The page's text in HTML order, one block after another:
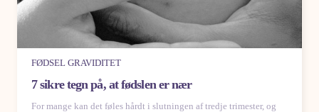
FØDSEL GRAVIDITET
7 sikre tegn på, at fødslen er nær
For mange kan det føles hårdt i slutningen af tredje trimester, og